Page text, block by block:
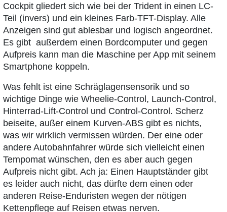
Cockpit gliedert sich wie bei der Trident in einen LC-
Teil (invers) und ein kleines Farb-TFT-Display. Alle
Anzeigen sind gut ablesbar und logisch angeordnet.
Es gibt außerdem einen Bordcomputer und gegen
Aufpreis kann man die Maschine per App mit seinem
Smartphone koppeln.
Was fehlt ist eine Schräglagensensorik und so
wichtige Dinge wie Wheelie-Control, Launch-Control,
Hinterrad-Lift-Control und Control-Control. Scherz
beiseite, außer einem Kurven-ABS gibt es nichts,
was wir wirklich vermissen würden. Der eine oder
andere Autobahnfahrer würde sich vielleicht einen
Tempomat wünschen, den es aber auch gegen
Aufpreis nicht gibt. Ach ja: Einen Hauptständer gibt
es leider auch nicht, das dürfte dem einen oder
anderen Reise-Enduristen wegen der nötigen
Kettenpflege auf Reisen etwas nerven.